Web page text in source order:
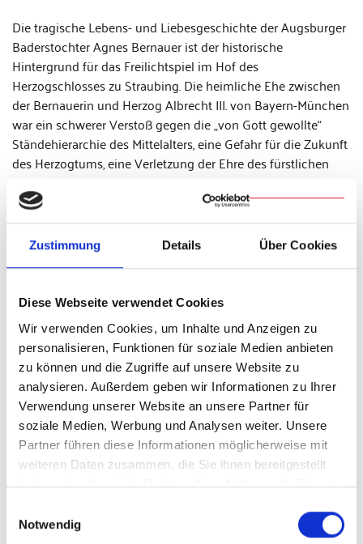
Zustimmung Details Über Cookies
Diese Webseite verwendet Cookies
Wir verwenden Cookies, um Inhalte und Anzeigen zu
personalisieren, Funktionen für soziale Medien anbieten
zu können und die Zugriffe auf unsere Website zu
analysieren. Außerdem geben wir Informationen zu Ihrer
Verwendung unserer Website an unsere Partner für
soziale Medien, Werbung und Analysen weiter. Unsere
Partner führen diese Informationen möglicherweise mit
weiteren Daten zusammen, die Sie ihnen bereitgestellt
haben oder die sie im Rahmen Ihrer Nutzung der Dienste
Notwendig
Die tragische Lebens- und Liebesgeschichte der Augsburger
Baderstochter Agnes Bernauer ist der historische
Hintergrund für das Freilichtspiel im Hof des
Herzogschlosses zu Straubing. Die heimliche Ehe zwischen
der Bernauerin und Herzog Albrecht III. von Bayern-München
war ein schwerer Verstoß gegen die „von Gott gewollte“
Ständehierarchie des Mittelalters, eine Gefahr für die Zukunft
des Herzogtums, eine Verletzung der Ehre des fürstlichen
Albrecht von Agnes abzubringen scheiterten. Da griff
Albrechts Vater, Herzog Ernst I. zur rohen Gewalt. Unter
Vorwand der Schadenzauberei, des Hochverrats und der
Landschädlichkeit ließ er Agnes am 12.10.1435 in der Donau
schmettern Fanfaren, Rosse wiehern und Hufe klappern auf
dem historischen Pflaster. Die Zeit edler und intriganter Ritter
und ihrer spitzhütigen wie spitzzüngigen Hofdamen wird
nachgestellt. Um den Adel herum gibt es schwatzende
Bauern und feilschende Kaufleute, tratschende
Küchenmägde und großmäulige Ritter, saufende Bürger und
streitlustige Knappen. Das Historienspektakel präsentiert sich
in 15 akribisch choreographierten Szenen in perfekter
Beleuchtung. Die Spieler mal deftig und zart, gnadenlos
grausam und liebevoll mitleidend – so wie es der
stimmgewaltige Spielansager in die Welt hinaustrommelt.
Aufführungen gibt es bis einschließlich 22. Juli jeden
Mittwoch, Freitag, Samstag und Sonntag um 20.30 Uhr.